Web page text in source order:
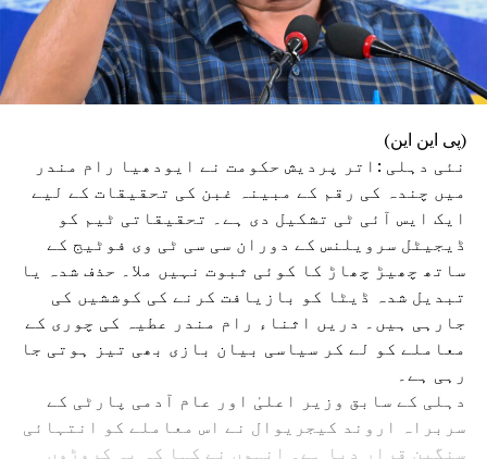
(پی این این)
نئی دہلی :اتر پردیش حکومت نے ایودھیا رام مندر
میں چندہ کی رقم کے مبینہ غبن کی تحقیقات کے لیے
ایک ایس آئی ٹی تشکیل دی ہے۔ تحقیقاتی ٹیم کو
ڈیجیٹل سرویلنس کے دوران سی سی ٹی وی فوٹیج کے
ساتھ چھیڑ چھاڑ کا کوئی ثبوت نہیں ملا۔ حذف شدہ یا
تبدیل شدہ ڈیٹا کو بازیافت کرنے کی کوششیں کی
جارہی ہیں۔ دریں اثناء رام مندر عطیہ کی چوری کے
معاملے کو لے کر سیاسی بیان بازی بھی تیز ہوتی جا
رہی ہے۔
دہلی کے سابق وزیر اعلیٰ اور عام آدمی پارٹی کے
سربراہ اروند کیجریوال نے اس معاملے کو انتہائی
سنگین قرار دیا ہے۔ انہوں نے کہا کہ یہ کروڑوں